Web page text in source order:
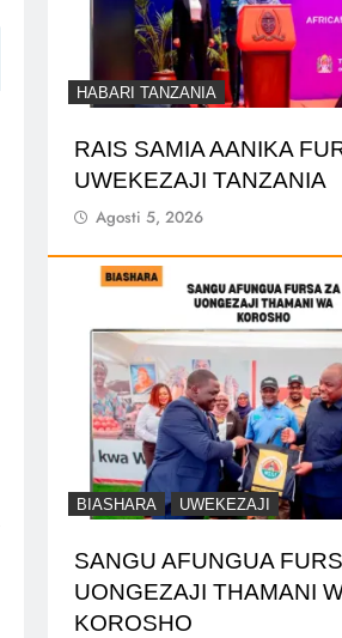
HABARI TANZANIA
RAIS SAMIA AANIKA
UWEKEZAJI TANZANIA
Agosti 5, 2026
BIASHARA UWEKEZAJI
SANGU AFUNGUA
UONGEZAJI THAMANI
KOROSHO